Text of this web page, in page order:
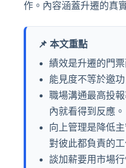
作。內容涵蓋升遷的真
📌 本文重點
績效是升遷的門
能見度不等於邀
職場溝通最高投
內就看得到反應。
向上管理是降低
對彼此都負責的工
談加薪要用市場